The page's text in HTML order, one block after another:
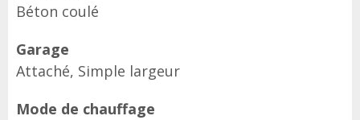
Béton coulé
Garage
Attaché, Simple largeur
Mode de chauffage